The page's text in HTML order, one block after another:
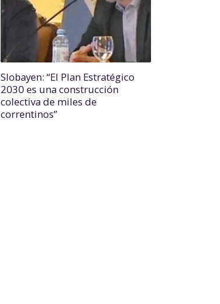
Slobayen: “El Plan Estratégico
2030 es una construcción
colectiva de miles de
correntinos”